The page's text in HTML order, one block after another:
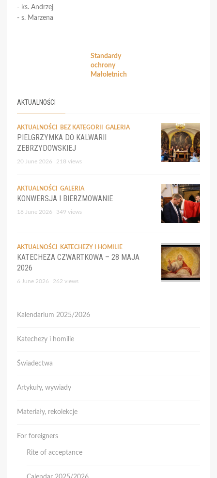
- ks. Andrzej
- s. Marzena
Standardy
ochrony
Małoletnich
AKTUALNOŚCI
AKTUALNOŚCI BEZ KATEGORII GALERIA
PIELGRZYMKA DO KALWARII
ZEBRZYDOWSKIEJ
20 June 2026 218 views
AKTUALNOŚCI GALERIA
KONWERSJA I BIERZMOWANIE
18 June 2026 349 views
AKTUALNOŚCI KATECHEZY I HOMILIE
KATECHEZA CZWARTKOWA – 28 MAJA
2026
6 June 2026 262 views
Kalendarium 2025/2026
Katechezy i homilie
Świadectwa
Artykuły, wywiady
Materiały, rekolekcje
For foreigners
Rite of acceptance